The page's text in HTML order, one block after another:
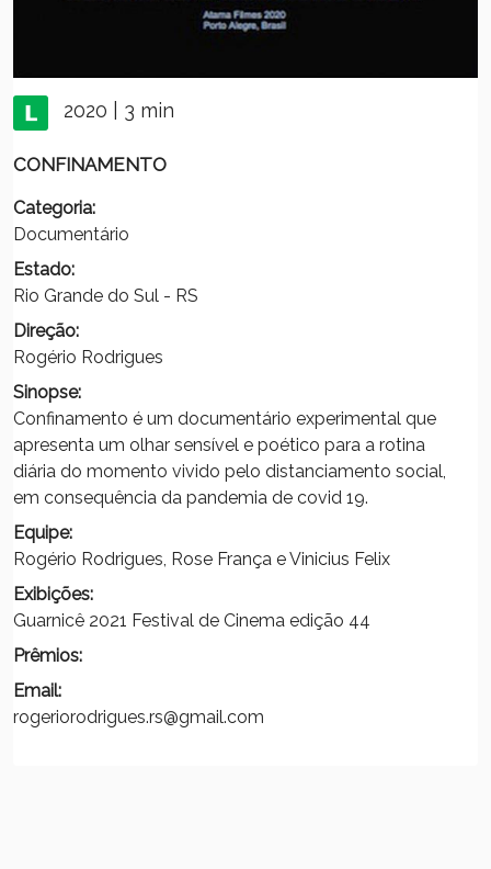
2020 | 3 min
CONFINAMENTO
Categoria:
Documentário
Estado:
Rio Grande do Sul - RS
Direção:
Rogério Rodrigues
Sinopse:
Confinamento é um documentário experimental que
apresenta um olhar sensível e poético para a rotina
diária do momento vivido pelo distanciamento social,
em consequência da pandemia de covid 19.
Equipe:
Rogério Rodrigues, Rose França e Vinicius Felix
Exibições:
Guarnicê 2021 Festival de Cinema edição 44
Prêmios:
Email:
rogeriorodrigues.rs@gmail.com